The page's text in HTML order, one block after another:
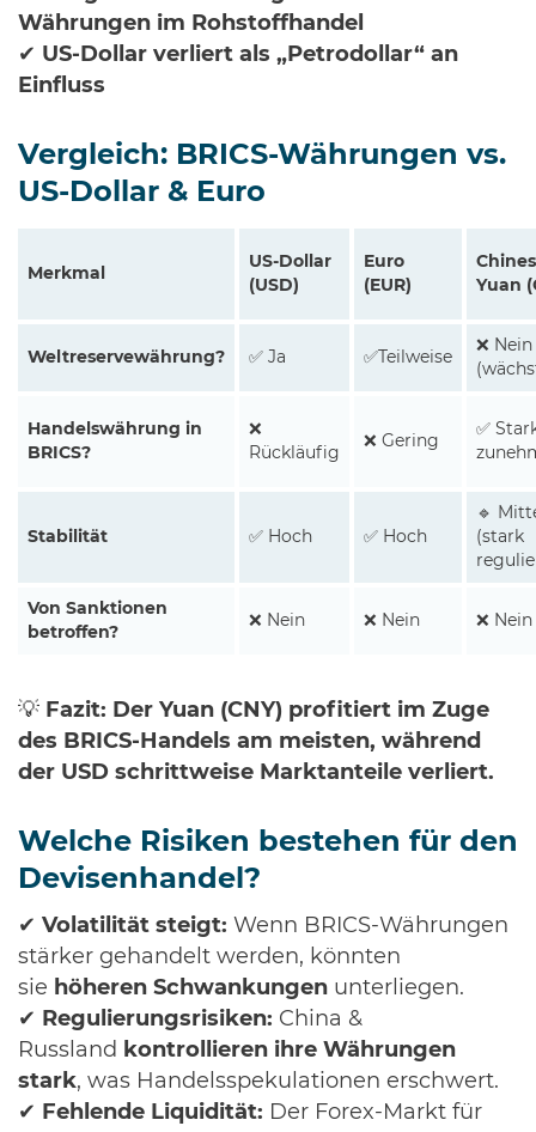
Währungen im Rohstoffhandel
✔ US-Dollar verliert als „Petrodollar“ an
Einfluss
Vergleich: BRICS-Währungen vs.
US-Dollar & Euro
Merkmal
US-Dollar
(USD)
Euro
(EUR)
Yuan
Weltreservewährung? ✅ Ja ✅Teilweise
❌ Nein
Handelswährung in
BRICS?
❌
Rückläufig
❌ Gering
✅
Stabilität ✅ Hoch ✅ Hoch
🔹
(stark
Von Sanktionen
betroffen?
❌ Nein ❌ Nein ❌ Nein
💡 Fazit: Der Yuan (CNY) profitiert im Zuge
des BRICS-Handels am meisten, während
der USD schrittweise Marktanteile verliert.
Welche Risiken bestehen für den
Devisenhandel?
✔ Volatilität steigt: Wenn BRICS-Währungen
stärker gehandelt werden, könnten
sie höheren Schwankungen unterliegen.
✔
Regulierungsrisiken: China &
Russland
kontrollieren ihre Währungen
stark, was Handelsspekulationen erschwert.
✔
Fehlende Liquidität: Der Forex-Markt für